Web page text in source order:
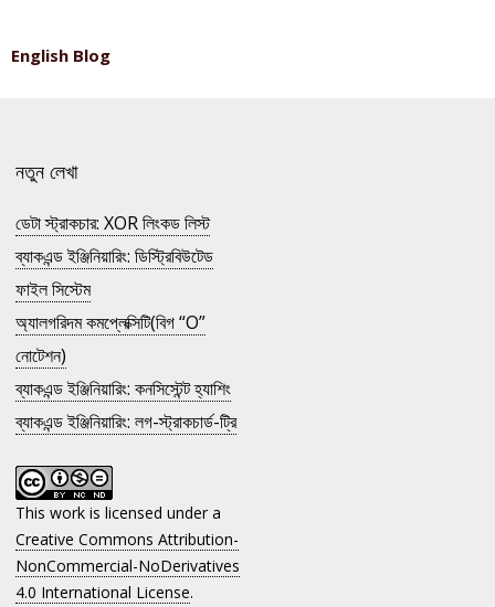
English Blog
নতুন লেখা
ডেটা স্ট্রাকচার: XOR লিংকড লিস্ট
ব্যাকএন্ড ইঞ্জিনিয়ারিং: ডিস্ট্রিবিউটেড
ফাইল সিস্টেম
অ্যালগরিদম কমপ্লেক্সিটি(বিগ “O”
নোটেশন)
ব্যাকএন্ড ইঞ্জিনিয়ারিং: কনসিস্টেন্ট হ্যাশিং
ব্যাকএন্ড ইঞ্জিনিয়ারিং: লগ-স্ট্রাকচার্ড-ট্রি
This work is licensed under a
Creative Commons Attribution-
NonCommercial-NoDerivatives
4.0 International License.